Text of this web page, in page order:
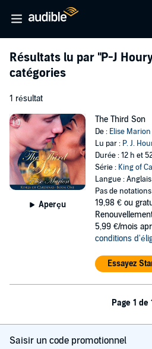
Résultats lu par "P-J
catégories
1 résultat
Aperçu
The Third Son
De : Elise Marion
Lu par : P. J.
Durée : 12 h et
Série : King of
Langue : Anglais
Pas de notations
19,98 € ou
5,99 €/mois
conditions
Essayez
Page 1 de 1
Saisir un code promotionnel